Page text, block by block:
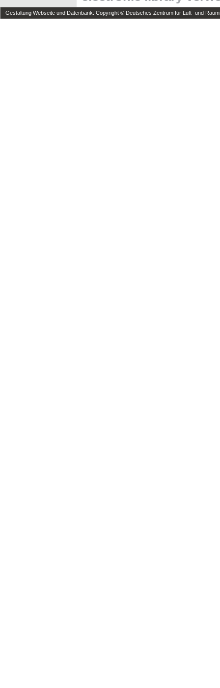
Gestaltung Webseite und Datenbank: Copyright © Deutsches Zentrum für Luft- und